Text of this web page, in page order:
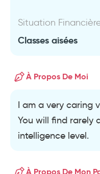
Situation
Classes aisées
À Propos De Moi
I am a very caring
You will find rarely
intelligence level.
À Propos De Mon